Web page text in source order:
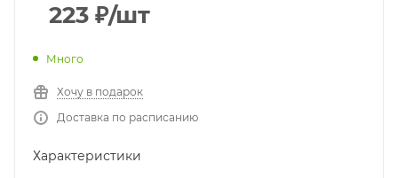
223 ₽/шт
Много
Хочу в подарок
Доставка по расписанию
Характеристики